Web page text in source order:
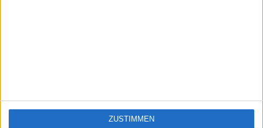
ZUSTIMMEN